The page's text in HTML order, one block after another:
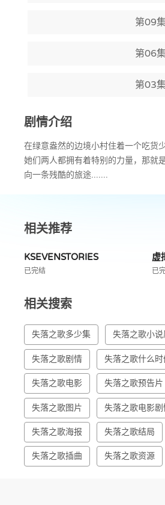
第09
第06
第03
剧情介绍
在绿意盎然的边境小村住着一个吃货
她们两人都拥有着特别的力量，那就
向一条残酷的旅途.......
相关推荐
KSEVENSTORIES
已完结
虚
已
相关搜索
失落之歌多少集 失落之歌小
失落之歌剧情 失落之歌什么时
失落之歌电影 失落之歌预告片
失落之歌图片 失落之歌电影
失落之歌海报 失落之歌结局
失落之歌插曲 失落之歌资源